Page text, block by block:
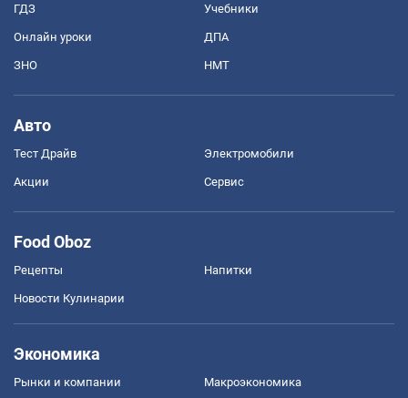
ГДЗ Учебники
Онлайн уроки ДПА
ЗНО НМТ
Авто
Тест Драйв Электромобили
Акции Сервис
Food Oboz
Рецепты Напитки
Новости Кулинарии
Экономика
Рынки и компании Mакроэкономика